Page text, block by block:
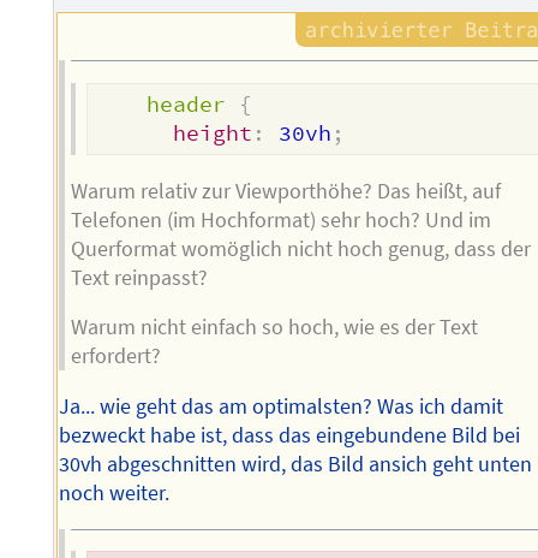
header
{
height : 30vh ;
Warum relativ zur Viewporthöhe? Das heißt, auf
Telefonen (im Hochformat) sehr hoch? Und im
Querformat womöglich nicht hoch genug, dass der
Text reinpasst?
Warum nicht einfach so hoch, wie es der Text
erfordert?
Ja... wie geht das am optimalsten? Was ich damit
bezweckt habe ist, dass das eingebundene Bild bei
30vh abgeschnitten wird, das Bild ansich geht unten
noch weiter.